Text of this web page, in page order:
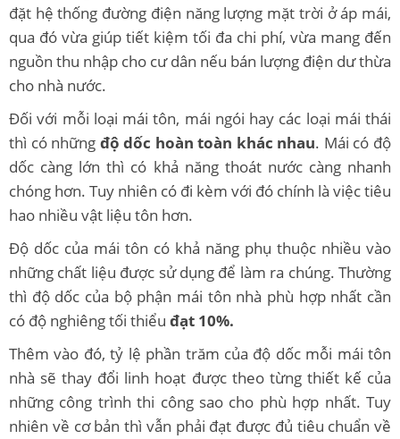
đặt hệ thống đường điện năng lượng mặt trời ở áp mái,
qua đó vừa giúp tiết kiệm tối đa chi phí, vừa mang đến
nguồn thu nhập cho cư dân nếu bán lượng điện dư thừa
cho nhà nước.
Đối với mỗi loại mái tôn, mái ngói hay các loại mái thái
thì có những độ dốc hoàn toàn khác nhau. Mái có độ
dốc càng lớn thì có khả năng thoát nước càng nhanh
chóng hơn. Tuy nhiên có đi kèm với đó chính là việc tiêu
hao nhiều vật liệu tôn hơn.
Độ dốc của mái tôn có khả năng phụ thuộc nhiều vào
những chất liệu được sử dụng để làm ra chúng. Thường
thì độ dốc của bộ phận mái tôn nhà phù hợp nhất cần
có độ nghiêng tối thiểu đạt 10%.
Thêm vào đó, tỷ lệ phần trăm của độ dốc mỗi mái tôn
nhà sẽ thay đổi linh hoạt được theo từng thiết kế của
những công trình thi công sao cho phù hợp nhất. Tuy
nhiên về cơ bản thì vẫn phải đạt được đủ tiêu chuẩn về